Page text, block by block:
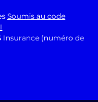
Soumis au code
Insurance (numéro de